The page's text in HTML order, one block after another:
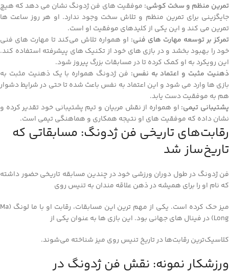
تمرین منظم و سخت‌ کوشی: موفقیت‌ های فن ژدونگ نشان می‌ دهد که هیچ
جایگزینی برای تمرین منظم و تلاش سخت وجود ندارد. او هر روز ساعت‌ ها
تمرین می‌ کند و این یکی از کلیدهای موفقیت او است.
تمرکز بر توسعه مهارت‌ های فنی: او همواره تلاش می‌کند تا مهارت‌ های فنی
خود را بهبود بخشد و در بازی‌ های خود از تکنیک‌ های پیشرفته استفاده کند.
این رویکرد به او کمک کرده تا در مسابقات بزرگ پیروز شود.
ذهنیت مثبت و اعتماد به نفس: فن ژدونگ همواره با یک ذهنیت مثبت به
بازی‌ ها وارد می‌ شود و این اعتماد به نفس باعث شده تا حتی در شرایط دشوار
هم به موفقیت دست یابد.
پشتیبانی تیمی: او همواره از نقش مربیان و تیم پشتیبانی خود تقدیر کرده و
نشان داده که موفقیت‌ های او نتیجه همکاری و هماهنگی تیمی است.
رقابت‌های تاریخی فن ژدونگ: مسابقاتی که
تاریخ‌ساز شد
فن ژدونگ در طول دوران ورزشی خود در چندین مسابقه تاریخی حضور داشته
که نام او را برای همیشه در ذهن علاقه‌ مندان به تنیس روی
میز حک کرده است. یکی از مهم‌ ترین این مسابقات، رقابت او با ما لونگ (Ma
Long) در فینال‌ های جهانی بود. این بازی‌ ها به عنوان یکی از
کلاسیک‌ترین رقابت‌ها در تاریخ تنیس روی میز شناخته می‌شوند.
ورزشکار نمونه: نقش فن ژدونگ در